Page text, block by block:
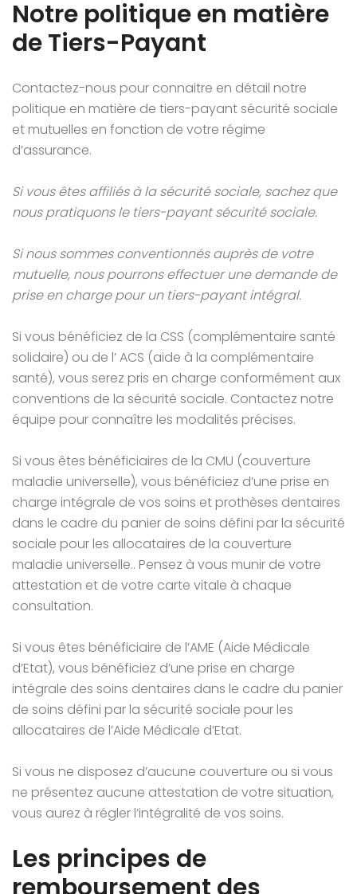
Notre politique en matière
de Tiers-Payant
Contactez-nous pour connaitre en détail notre
politique en matière de tiers-payant sécurité sociale
et mutuelles en fonction de votre régime
d’assurance.
Si vous êtes affiliés à la sécurité sociale, sachez que
nous pratiquons le tiers-payant sécurité sociale.
Si nous sommes conventionnés auprès de votre
mutuelle, nous pourrons effectuer une demande de
prise en charge pour un tiers-payant intégral.
Si vous bénéficiez de la CSS (complémentaire santé
solidaire) ou de l’ ACS (aide à la complémentaire
santé), vous serez pris en charge conformément aux
conventions de la sécurité sociale. Contactez notre
équipe pour connaître les modalités précises.
Si vous êtes bénéficiaires de la CMU (couverture
maladie universelle), vous bénéficiez d’une prise en
charge intégrale de vos soins et prothèses dentaires
dans le cadre du panier de soins défini par la sécurité
sociale pour les allocataires de la couverture
maladie universelle.. Pensez à vous munir de votre
attestation et de votre carte vitale à chaque
consultation.
Si vous êtes bénéficiaire de l’AME (Aide Médicale
d’Etat), vous bénéficiez d’une prise en charge
intégrale des soins dentaires dans le cadre du panier
de soins défini par la sécurité sociale pour les
allocataires de l’Aide Médicale d’Etat.
Si vous ne disposez d’aucune couverture ou si vous
ne présentez aucune attestation de votre situation,
vous aurez à régler l’intégralité de vos soins.
Les principes de